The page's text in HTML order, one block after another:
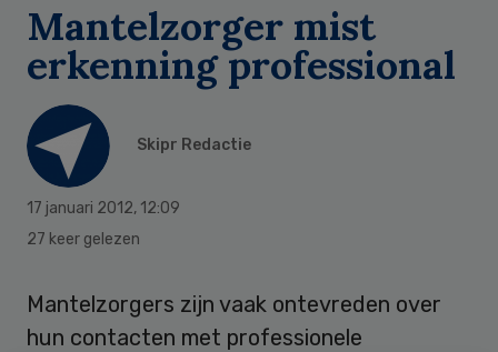
Mantelzorger mist
erkenning professional
Skipr Redactie
17 januari 2012, 12:09
27 keer gelezen
Mantelzorgers zijn vaak ontevreden over
hun contacten met professionele